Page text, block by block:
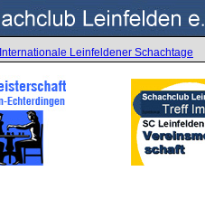
Internationale Leinfeldener Schachtage